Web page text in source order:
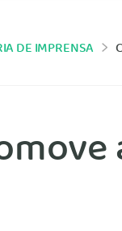
DE IMPRENSA